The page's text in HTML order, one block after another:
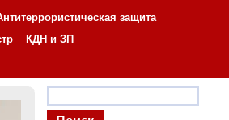
защита
КДН и ЗП